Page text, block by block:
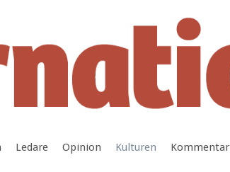
Ledare Opinion Kulturen Kommentar